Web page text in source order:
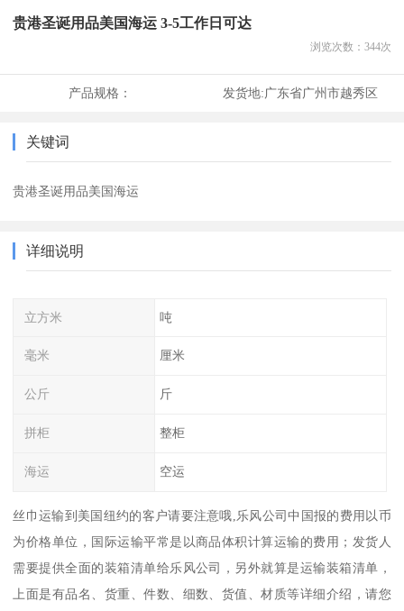
贵港圣诞用品美国海运 3-5工作日可达
浏览次数： 344次
产品规格： 发货地:广东省广州市越秀区
关键词
贵港圣诞用品美国海运
详细说明
立方米 吨
毫米 厘米
公斤 斤
拼柜 整柜
海运 空运
丝巾运输到美国纽约的客户请要注意哦,乐风公司中国报的费用以币
为价格单位，国际运输平常是以商品体积计算运输的费用；发货人
需要提供全面的装箱清单给乐风公司，另外就算是运输装箱清单，
上面是有品名、货重、件数、细数、货值、材质等详细介绍，请您